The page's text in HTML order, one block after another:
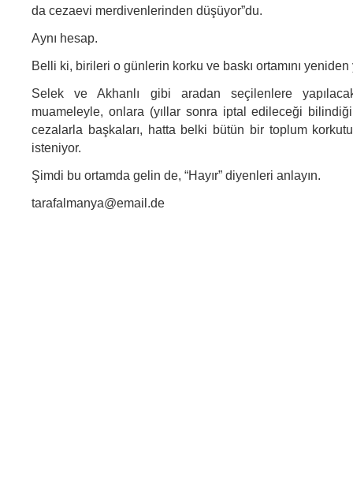
da cezaevi merdivenlerinden düşüyor”du.
Aynı hesap.
Belli ki, birileri o günlerin korku ve baskı ortamını
Selek ve Akhanlı gibi aradan seçilenlere
muameleyle, onlara (yıllar sonra iptal edileceği
cezalarla başkaları, hatta belki bütün bir toplum
isteniyor.
Şimdi bu ortamda gelin de, “Hayır” diyenleri anlayın.
tarafalmanya@email.de